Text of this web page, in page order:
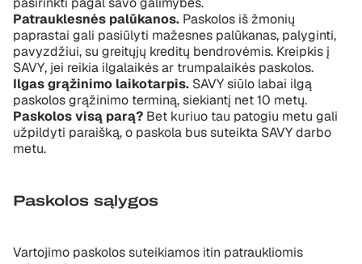
Patrauklesnės palūkanos. Paskolos iš žmonių
paprastai gali pasiūlyti mažesnes palūkanas, palyginti,
pavyzdžiui, su greitųjų kreditų bendrovėmis. Kreipkis į
SAVY, jei reikia ilgalaikės ar trumpalaikės paskolos.
Ilgas grąžinimo laikotarpis. SAVY siūlo labai ilgą
paskolos grąžinimo terminą, siekiantį net 10 metų.
Paskolos visą parą? Bet kuriuo tau patogiu metu gali
užpildyti paraišką, o paskola bus suteikta SAVY darbo
metu.
Paskolos sąlygos
Vartojimo paskolos suteikiamos itin patraukliomis